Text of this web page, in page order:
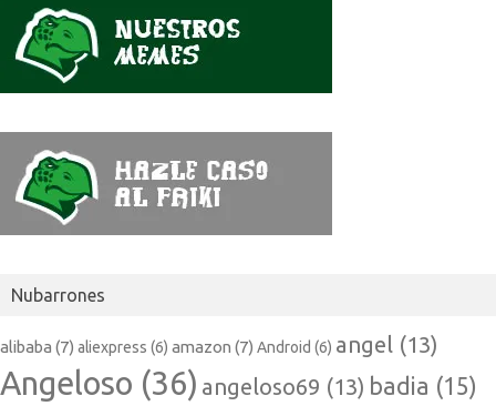
Nubarrones
alibaba (7) aliexpress (6) amazon (7) Android (6) angel (13)
Angeloso (36) angeloso69 (13) badia (15)